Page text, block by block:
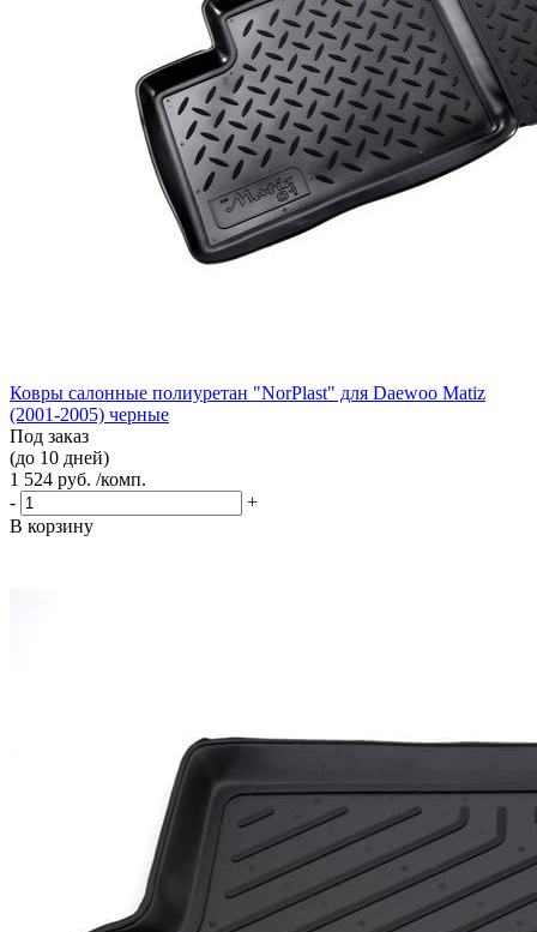
Ковры салонные полиуретан "NorPlast" для Daewoo Matiz
(2001-2005) черные
Под заказ
(до 10 дней)
1 524 руб. /комп.
-
+
В корзину